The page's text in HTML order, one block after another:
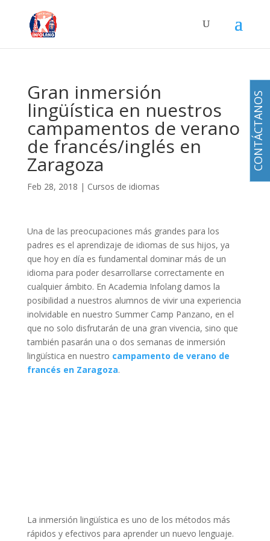
Gran inmersión
lingüística en nuestros
campamentos de verano
de francés/inglés en
Zaragoza
Feb 28, 2018 | Cursos de idiomas
Una de las preocupaciones más grandes para los
padres es el aprendizaje de idiomas de sus hijos, ya
que hoy en día es fundamental dominar más de un
idioma para poder desarrollarse correctamente en
cualquier ámbito. En Academia Infolang damos la
posibilidad a nuestros alumnos de vivir una experiencia
inolvidable en nuestro Summer Camp Panzano, en el
que no solo disfrutarán de una gran vivencia, sino que
también pasarán una o dos semanas de inmersión
lingüística en nuestro campamento de verano de
francés en Zaragoza.
La inmersión lingüística es uno de los métodos más
rápidos y efectivos para aprender un nuevo lenguaje.
CONTÁCTANOS